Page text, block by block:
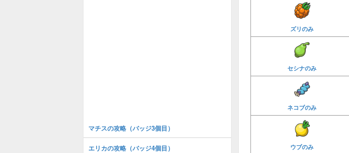
ズリのみ
セシナのみ
ネコブのみ
ウブのみ
マチスの攻略（バッジ3個目）
エリカの攻略（バッジ4個目）